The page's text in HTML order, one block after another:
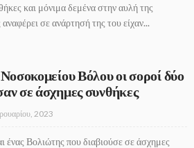
και μόνιμα δεμένα στην αυλή της
σε ανάρτησή της του είχαν...
Βόλου οι σοροί δύο
σε άσχημες συνθήκες
2023
ένας Βολιώτης που διαβιούσε σε άσχημες